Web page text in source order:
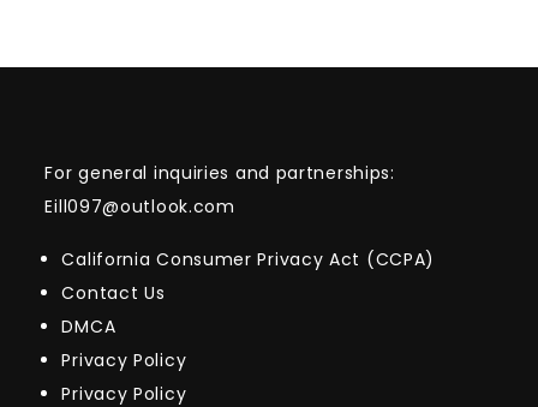
For general inquiries and partnerships:
Eill097@outlook.com
California Consumer Privacy Act (CCPA)
Contact Us
DMCA
Privacy Policy
Privacy Policy